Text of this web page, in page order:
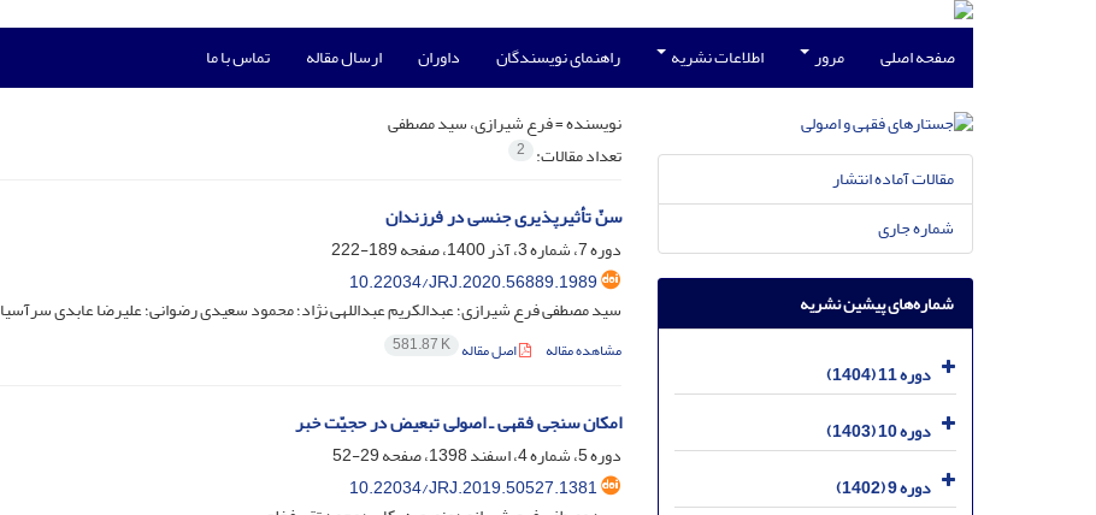
صفحه اصلی مرور اطلاعات نشریه راهنمای نویسندگان داوران ارسال مقاله تماس با ما
نویسنده =فرع شیرازی، سید مصطفی
تعداد مقالات: 2
سنّ تأثیرپذیری جنسی در فرزندان
دوره 7، شماره 3، آذر 1400، صفحه
189-222
10.22034/JRJ.2020.56889.1989
سید مصطفی فرع شیرازی؛ عبدالکریم عبداللهی نژاد؛ محمود سعیدی رضوانی؛ علیرضا عابدی سرآسیا
مشاهده مقاله اصل مقاله 581.87 K
امکان سنجی فقهی ـ اصولی تبعیض در حجیّت خبر
دوره 5، شماره 4، اسفند 1398، صفحه
29-52
10.22034/JRJ.2019.50527.1381
مقالات آماده انتشار
شماره جاری
شماره‌های پیشین نشریه
دوره 11 (1404)
دوره 10 (1403)
دوره 9 (1402)